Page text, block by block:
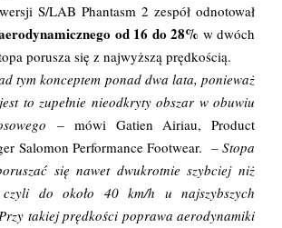
S/LAB Phantasm 2 zespół odnotował
od 16 do 28% w dwóch
porusza się z najwyższą prędkością.
tym konceptem ponad dwa lata, ponieważ
to zupełnie nieodkryty obszar w obuwiu
– mówi Gatien Airiau, Product
Salomon Performance Footwear. – Stopa
się nawet dwukrotnie szybciej niż
do około 40 km/h u najszybszych
takiej prędkości poprawa aerodynamiki